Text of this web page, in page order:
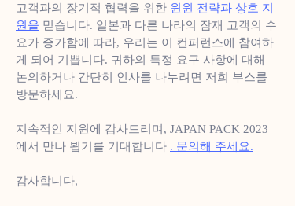
고객과의 장기적 협력을 위한 윈윈 전략과 상호 지
원을 믿습니다. 일본과 다른 나라의 잠재 고객의 수
요가 증가함에 따라, 우리는 이 컨퍼런스에 참여하
게 되어 기쁩니다. 귀하의 특정 요구 사항에 대해
논의하거나 간단히 인사를 나누려면 저희 부스를
방문하세요.
지속적인 지원에 감사드리며, JAPAN PACK 2023
에서 만나 뵙기를 기대합니다 . 문의해 주세요.
감사합니다,